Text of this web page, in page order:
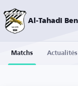
Matchs Actualités